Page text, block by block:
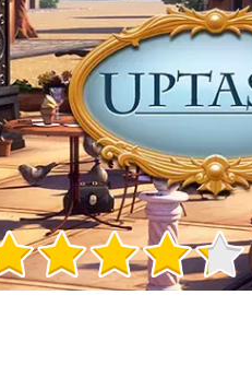
Informații despre joc